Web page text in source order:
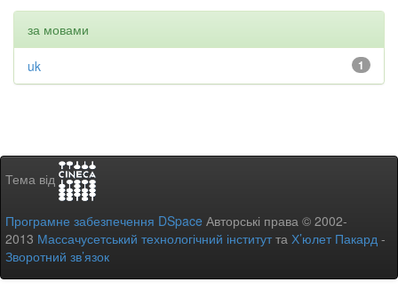
за мовами
1
uk
Тема від
Програмне забезпечення DSpace Авторські права © 2002-
2013 Массачусетський технологічний інститутта Х’юлет Пакард -
Зворотний зв’язок